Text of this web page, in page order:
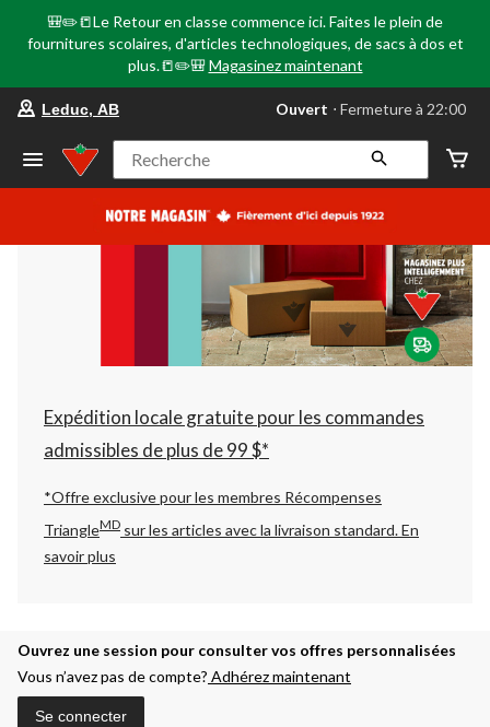
🎒✏️📒Le Retour en classe commence ici. Faites le plein de
fournitures scolaires, d'articles technologiques, de sacs à dos et
plus.📒✏️🎒 Magasinez maintenant
votre
préféré
Leduc,
AB,
courament
Fermeture
à
22:00
cliquer
pour
changer
Leduc, AB Ouvert ⋅ Fermeture à 22:00
Recherche
Expédition locale gratuite pour les commandes
admissibles de plus de 99 $*
*Offre exclusive pour les membres Récompenses
TriangleMD sur les articles avec la livraison standard.En
savoir plus
Ouvrez une session pour consulter vos offres personnalisées
Vous n’avez pas de compte? Adhérez maintenant
Se connecter